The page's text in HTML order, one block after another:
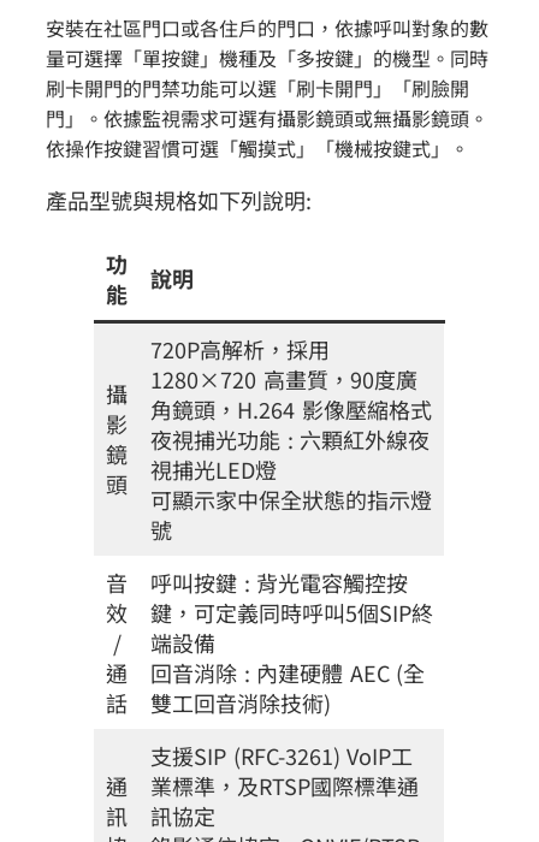
安裝在社區門口或各住戶的門口，依據呼叫對象的數
量可選擇「單按鍵」機種及「多按鍵」的機型。同時
刷卡開門的門禁功能可以選「刷卡開門」「刷臉開
門」。依據監視需求可選有攝影鏡頭或無攝影鏡頭。
依操作按鍵習慣可選「觸摸式」「機械按鍵式」。
產品型號與規格如下列說明:
功
能
說明
攝
影
鏡
頭
720P高解析，採用
1280×720 高畫質，90度廣
角鏡頭，H.264 影像壓縮格式
夜視捕光功能 : 六顆紅外線夜
視捕光LED燈
可顯示家中保全狀態的指示燈
號
音
效
/
通
話
呼叫按鍵 : 背光電容觸控按
鍵，可定義同時呼叫5個SIP終
端設備
回音消除 : 內建硬體 AEC (全
雙工回音消除技術)
通
訊
支援SIP (RFC-3261) VoIP工
業標準，及RTSP國際標準通
訊協定